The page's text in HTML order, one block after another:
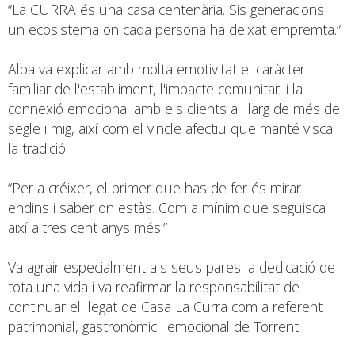
“La CURRA és una casa centenària. Sis generacions
un ecosistema on cada persona ha deixat empremta.”
Alba va explicar amb molta emotivitat el caràcter
familiar de l'establiment, l'impacte comunitari i la
connexió emocional amb els clients al llarg de més de
segle i mig, així com el vincle afectiu que manté visca
la tradició.
“Per a créixer, el primer que has de fer és mirar
endins i saber on estàs. Com a mínim que seguisca
així altres cent anys més.”
Va agrair especialment als seus pares la dedicació de
tota una vida i va reafirmar la responsabilitat de
continuar el llegat de Casa La Curra com a referent
patrimonial, gastronòmic i emocional de Torrent.